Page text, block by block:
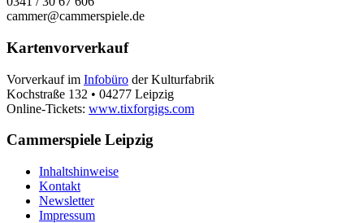
cammer@cammerspiele.de
Kartenvorverkauf
Vorverkauf im Infobüro der Kulturfabrik
Kochstraße 132 • 04277 Leipzig
Online-Tickets: www.tixforgigs.com
Cammerspiele Leipzig
Inhaltshinweise
Kontakt
Newsletter
Impressum